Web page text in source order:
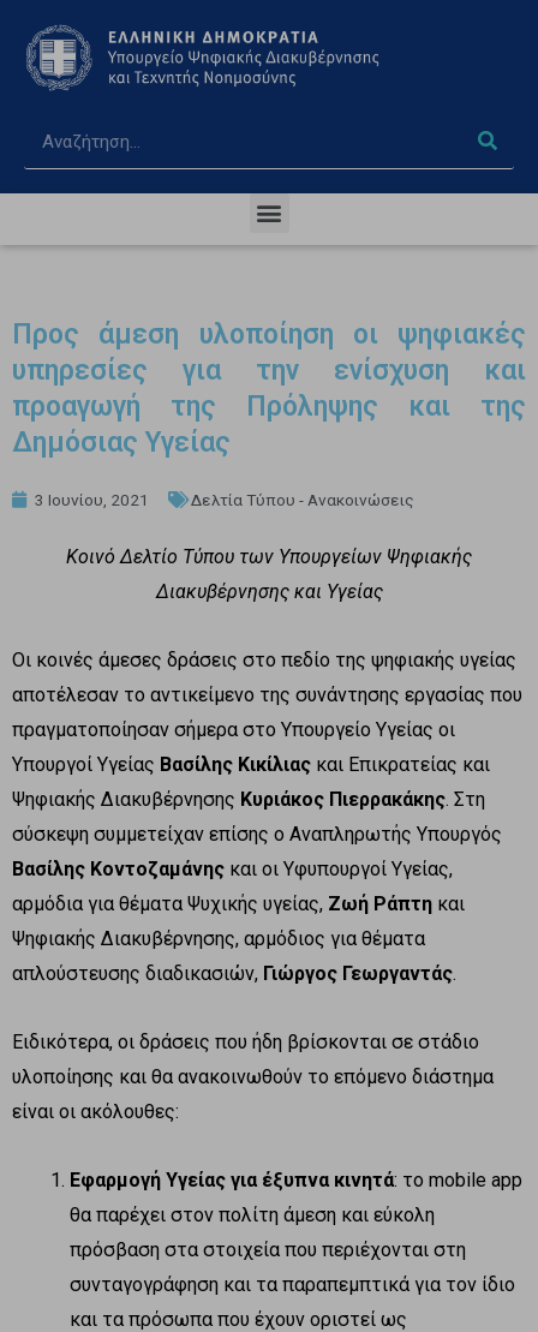
Προς άμεση υλοποίηση οι ψηφιακές
υπηρεσίες για την ενίσχυση και
προαγωγή της Πρόληψης και της
Δημόσιας Υγείας
3 Ιουνίου, 2021 Δελτία Τύπου - Ανακοινώσεις
Κοινό Δελτίο Τύπου των Υπουργείων Ψηφιακής
Διακυβέρνησης και Υγείας
Οι κοινές άμεσες δράσεις στο πεδίο της ψηφιακής υγείας
αποτέλεσαν το αντικείμενο της συνάντησης εργασίας που
πραγματοποίησαν σήμερα στο Υπουργείο Υγείας οι
Υπουργοί Υγείας Βασίλης Κικίλιας και Επικρατείας και
Ψηφιακής Διακυβέρνησης Κυριάκος Πιερρακάκης. Στη
σύσκεψη συμμετείχαν επίσης ο Αναπληρωτής Υπουργός
Βασίλης Κοντοζαμάνης και οι Υφυπουργοί Υγείας,
αρμόδια για θέματα Ψυχικής υγείας, Ζωή Ράπτη και
Ψηφιακής Διακυβέρνησης, αρμόδιος για θέματα
απλούστευσης διαδικασιών, Γιώργος Γεωργαντάς.
Ειδικότερα, οι δράσεις που ήδη βρίσκονται σε στάδιο
υλοποίησης και θα ανακοινωθούν το επόμενο διάστημα
είναι οι ακόλουθες:
Εφαρμογή Υγείας για έξυπνα κινητά: το mobile app
θα παρέχει στον πολίτη άμεση και εύκολη
πρόσβαση στα στοιχεία που περιέχονται στη
συνταγογράφηση και τα παραπεμπτικά για τον ίδιο
και τα πρόσωπα που έχουν οριστεί ως